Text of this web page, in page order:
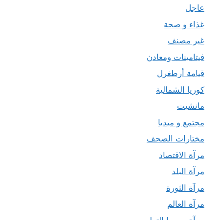
عاجل
غذاء و صحة
غير مصنف
فيتامينات ومعادن
قيامة أرطغرل
كوريا الشمالية
مانشيت
مجتمع و ميديا
مختارات الصحف
مرآة الاقتصاد
مرآة البلد
مرآة الثورة
مرآة العالم